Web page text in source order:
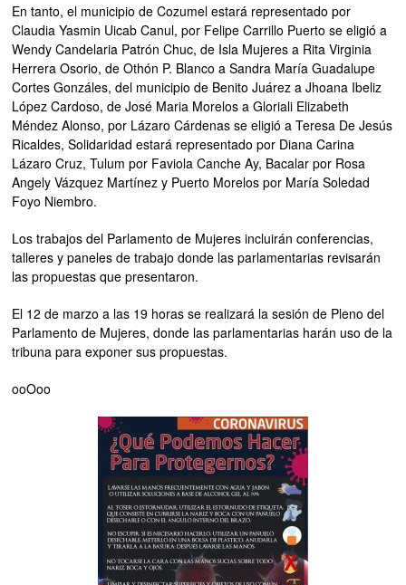
En tanto, el municipio de Cozumel estará representado por
Claudia Yasmin Uicab Canul, por Felipe Carrillo Puerto se eligió a
Wendy Candelaria Patrón Chuc, de Isla Mujeres a Rita Virginia
Herrera Osorio, de Othón P. Blanco a Sandra María Guadalupe
Cortes Gonzáles, del municipio de Benito Juárez a Jhoana Ibeliz
López Cardoso, de José Maria Morelos a Gloriali Elizabeth
Méndez Alonso, por Lázaro Cárdenas se eligió a Teresa De Jesús
Ricaldes, Solidaridad estará representado por Diana Carina
Lázaro Cruz, Tulum por Faviola Canche Ay, Bacalar por Rosa
Angely Vázquez Martínez y Puerto Morelos por María Soledad
Foyo Niembro.
Los trabajos del Parlamento de Mujeres incluirán conferencias,
talleres y paneles de trabajo donde las parlamentarias revisarán
las propuestas que presentaron.
El 12 de marzo a las 19 horas se realizará la sesión de Pleno del
Parlamento de Mujeres, donde las parlamentarias harán uso de la
tribuna para exponer sus propuestas.
ooOoo